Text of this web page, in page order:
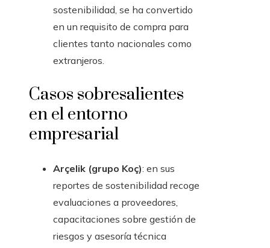
sostenibilidad, se ha convertido
en un requisito de compra para
clientes tanto nacionales como
extranjeros.
Casos sobresalientes
en el entorno
empresarial
Arçelik (grupo Koç): en sus
reportes de sostenibilidad recoge
evaluaciones a proveedores,
capacitaciones sobre gestión de
riesgos y asesoría técnica